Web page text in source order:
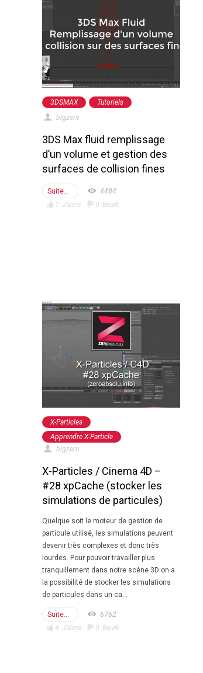
3DSMAX
Tutoriels
bigzero
3DS Max fluid remplissage
d’un volume et gestion des
surfaces de collision fines
Suite...
4484
1 J'aime 0 Beurk
X-Particles
Apprendre X-Particle
bigzero
X-Particles / Cinema 4D –
#28 xpCache (stocker les
simulations de particules)
Quelque soit le moteur de gestion de
particule utilisé, les simulations peuvent
devenir très complexes et donc très
lourdes. Pour pouvoir travailler plus
tranquillement dans notre scène 3D on a
la possibilité de stocker les simulations
de particules dans un ca...
Suite...
6762
4 J'aime 0 Beurk